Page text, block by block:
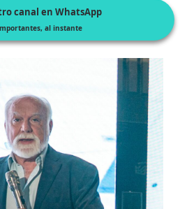
canal en WhatsApp
al instante